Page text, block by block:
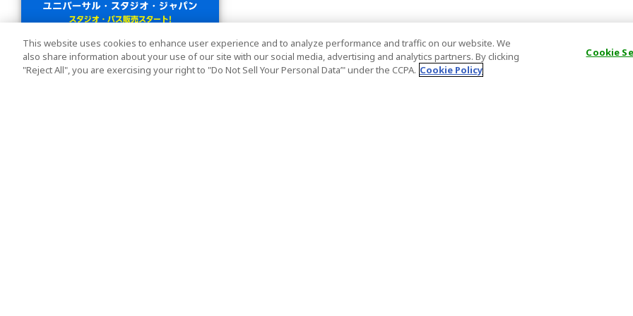
This website uses cookies to enhance user experience and to analyze performance and traffic on our website. We
also share information about your use of our site with our social media, advertising and analytics partners. By clicking
"Reject All", you are exercising your right to "Do Not Sell Your Personal Data’" under the CCPA. Cookie Policy
Cookie